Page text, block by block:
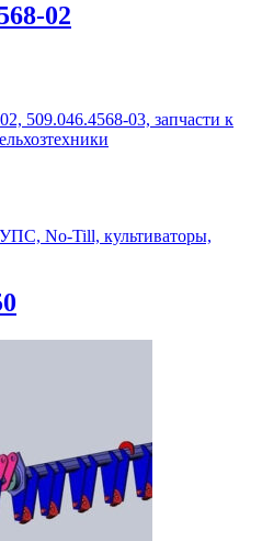
02
509.046.4568-03, запчасти к
No-Till, культиваторы,